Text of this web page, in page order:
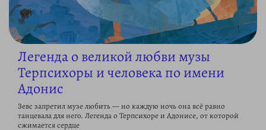
Легенда о великой любви музы
Терпсихоры и человека по имени
Адонис
Зевс запретил музе любить — но каждую ночь она всё равно
танцевала для него. Легенда о Терпсихоре и Адонисе, от которой
сжимается сердце